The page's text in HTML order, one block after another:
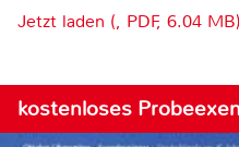
Jetzt laden (, PDF, 6.04 MB)
kostenloses